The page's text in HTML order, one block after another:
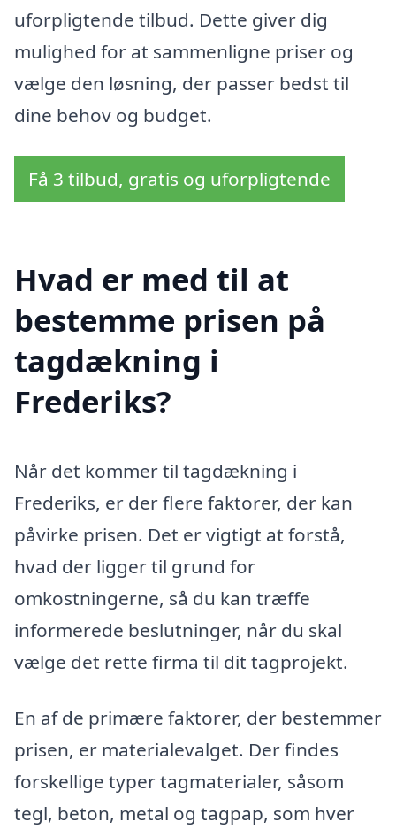
uforpligtende tilbud. Dette giver dig
mulighed for at sammenligne priser og
vælge den løsning, der passer bedst til
dine behov og budget.
Få 3 tilbud, gratis og uforpligtende
Hvad er med til at
bestemme prisen på
tagdækning i
Frederiks?
Når det kommer til tagdækning i
Frederiks, er der flere faktorer, der kan
påvirke prisen. Det er vigtigt at forstå,
hvad der ligger til grund for
omkostningerne, så du kan træffe
informerede beslutninger, når du skal
vælge det rette firma til dit tagprojekt.
En af de primære faktorer, der bestemmer
prisen, er materialevalget. Der findes
forskellige typer tagmaterialer, såsom
tegl, beton, metal og tagpap, som hver